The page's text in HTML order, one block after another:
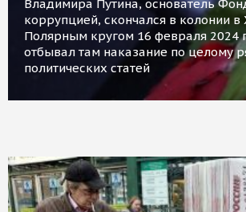
Владимира Путина, основатель
коррупцией, скончался в колонии в
Полярным кругом 16 февраля 2024
отбывал там наказание по целому
политических статей